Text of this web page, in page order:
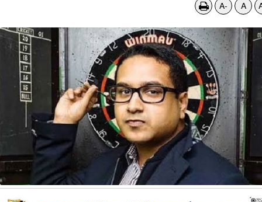
A- A